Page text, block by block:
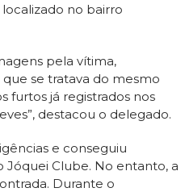
no bairro
pela vítima,
se tratava do mesmo
furtos já registrados nos
destacou o delegado.
e conseguiu
Jóquei Clube. No entanto, a
Durante o